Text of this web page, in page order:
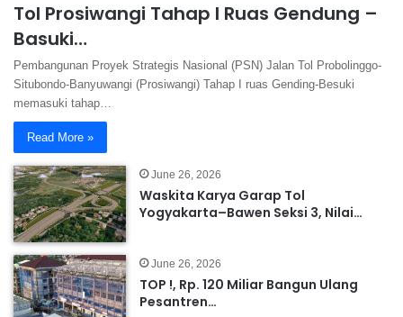
Tol Prosiwangi Tahap I Ruas Gendung –
Basuki…
Pembangunan Proyek Strategis Nasional (PSN) Jalan Tol Probolinggo-
Situbondo-Banyuwangi (Prosiwangi) Tahap I ruas Gending-Besuki
memasuki tahap…
Read More »
June 26, 2026
Waskita Karya Garap Tol
Yogyakarta–Bawen Seksi 3, Nilai…
June 26, 2026
TOP !, Rp. 120 Miliar Bangun Ulang
Pesantren…